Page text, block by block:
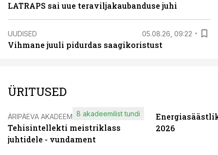
LATRAPS sai uue teraviljakaubanduse juhi
UUDISED 05.08.26, 09:22
Vihmane juuli pidurdas saagikoristust
ÜRITUSED
ÄRIPÄEVA AKADEEMIA
Tehisintellekti meistriklass
juhtidele - vundament
8 akadeemilist tundi
2026